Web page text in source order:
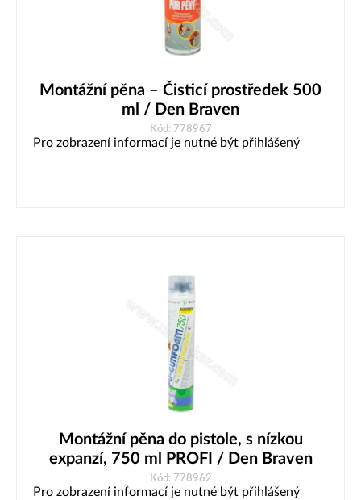
Montážní pěna – Čisticí prostředek 500
ml / Den Braven
Kód: 778967
Pro zobrazení informací je nutné být přihlášený
Montážní pěna do pistole, s nízkou
expanzí, 750 ml PROFI / Den Braven
Kód: 778962
Pro zobrazení informací je nutné být přihlášený